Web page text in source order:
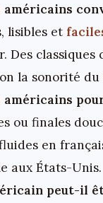
américains
lisibles et
Des
la sonorité
américains
ou finales
en
aux États-Unis.
peut-il